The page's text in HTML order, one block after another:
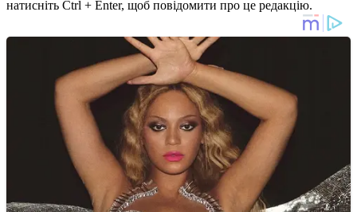
натисніть Ctrl + Enter, щоб повідомити про це редакцію.